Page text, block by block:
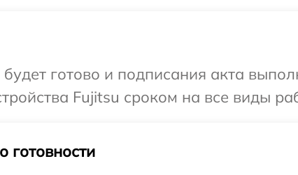
будет готово и подписания акта
Fujitsu сроком на все виды